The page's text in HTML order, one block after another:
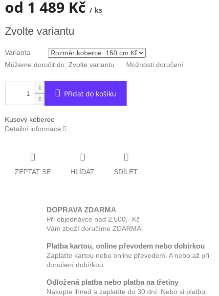
od 1 489 Kč / ks
cena:
Zvolte variantu
Varianta
Můžeme doručit do: Zvolte variantu Možnosti doručení
Přidat do košíku
Kusový koberec
Detailní informace
ZEPTAT SE HLÍDAT SDÍLET
DOPRAVA ZDARMA
Při objednávce nad 2.500,- Kč
Vám zboží doručíme ZDARMA.
Platba kartou, online převodem nebo dobírkou
Zaplaťte kartou nebo online převodem. A nebo až při
doručení dobírkou.
Odložená platba nebo platba na třetiny
Nakupte ihned a zaplatíte do 30 dní. Nebo si platbu